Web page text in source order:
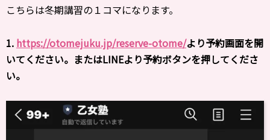
こちらは冬期講習の１コマになります。
1. https://otomejuku.jp/reserve-otome/より予約画面を開
いてください。またはLINEより予約ボタンを押してくださ
い。